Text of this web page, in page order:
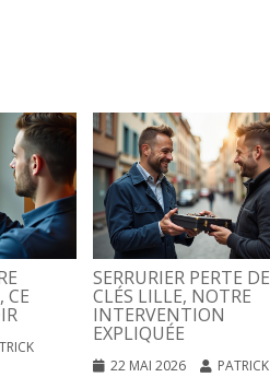
CE
SERRURIER PERTE DE
CLÉS LILLE, NOTRE
INTERVENTION
EXPLIQUÉE
22 MAI 2026 PATRICK